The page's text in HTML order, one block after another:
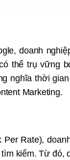
doanh
thể trụ vững
nghĩa thời
Marketing.
Rate),
kiếm. Từ đó,